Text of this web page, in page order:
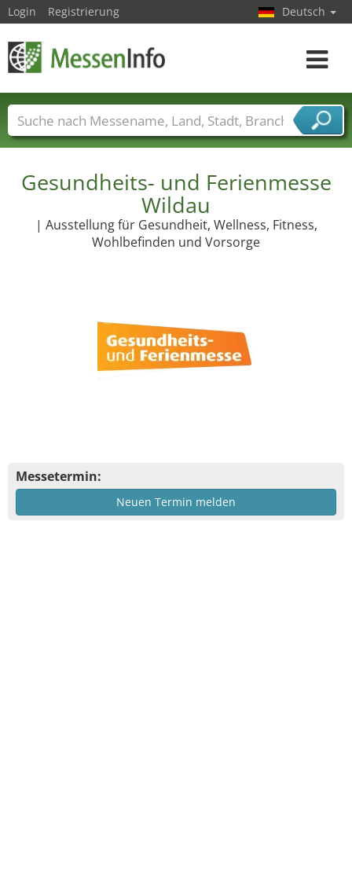
Gesundheits- und Ferienmesse
Wildau
| Ausstellung für Gesundheit, Wellness, Fitness,
Wohlbefinden und Vorsorge
Messetermin:
Neuen Termin melden
Login Registrierung Deutsch
Toggle
Messenamen Länder Städte
Branchen